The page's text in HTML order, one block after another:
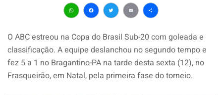
WhatsApp
Facebook
Twitter
EmailShare
O ABC estreou na Copa do Brasil Sub-20 com goleada e
classificação. A equipe deslanchou no segundo tempo e
fez 5 a 1 no Bragantino-PA na tarde desta sexta (12), no
Frasqueirão, em Natal, pela primeira fase do torneio.